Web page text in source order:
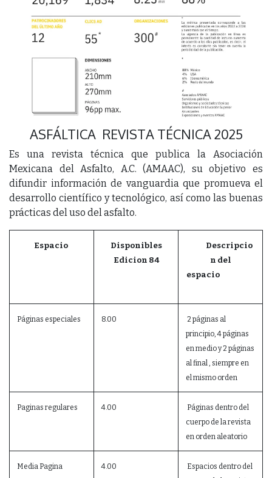
ASFÁLTICA REVISTA TÉCNICA 2025
Es una revista técnica que publica la Asociación
Mexicana del Asfalto, A.C. (AMAAC), su objetivo es
difundir información de vanguardia que promueva el
desarrollo científico y tecnológico, así como las buenas
prácticas del uso del asfalto.
Espacio
Disponibles
Edicion 84
Descripcio
n del
espacio
Páginas especiales 8.00
2 páginas al
principio, 4 páginas
en medio y 2 páginas
al final , siempre en
el mismo orden
Paginas regulares 4.00
Páginas dentro del
cuerpo de la revista
en orden aleatorio
Media Pagina 4.00
Espacios dentro del